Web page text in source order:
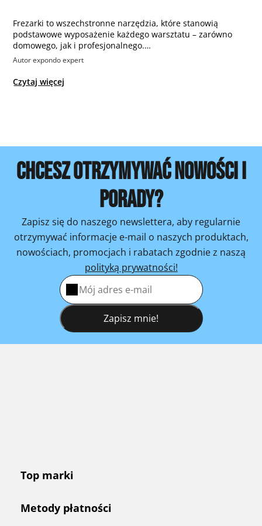
Frezarki to wszechstronne narzędzia, które stanowią
podstawowe wyposażenie każdego warsztatu – zarówno
domowego, jak i profesjonalnego.…
Autor expondo expert
Czytaj więcej
CHCESZ OTRZYMYWAĆ NOWOŚCI I
PORADY?
Zapisz się do naszego newslettera, aby regularnie
otrzymywać informacje e-mail o naszych produktach,
nowościach, promocjach i rabatach zgodnie z naszą
polityką prywatności!
Zapisz mnie!
Top marki
Metody płatności